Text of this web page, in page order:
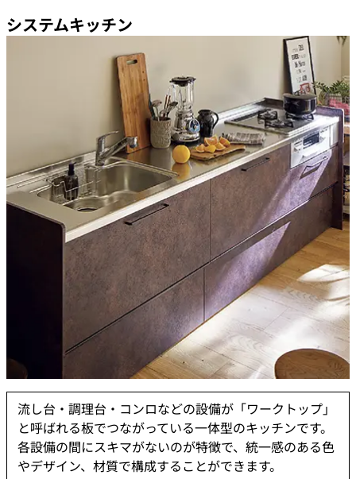
システムキッチン
流し台・調理台・コンロなどの設備が「ワークトップ」
と呼ばれる板でつながっている一体型のキッチンです。
各設備の間にスキマがないのが特徴で、統一感のある色
やデザイン、材質で構成することができます。